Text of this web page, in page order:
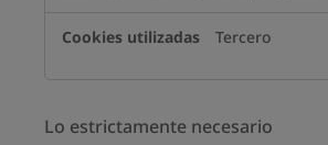
Tercero
Lo estrictamente necesario